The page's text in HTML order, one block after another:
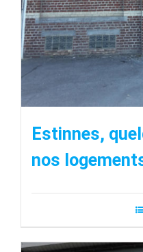
Estinnes,
nos